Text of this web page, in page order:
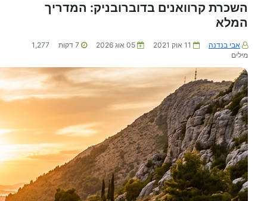
השכרת קרוואנים בדוברובניק: המדריך
המלא
אבי בנדנה 11 אוק 2021 05 אוג 2026 7 דקות
1,277
מילים